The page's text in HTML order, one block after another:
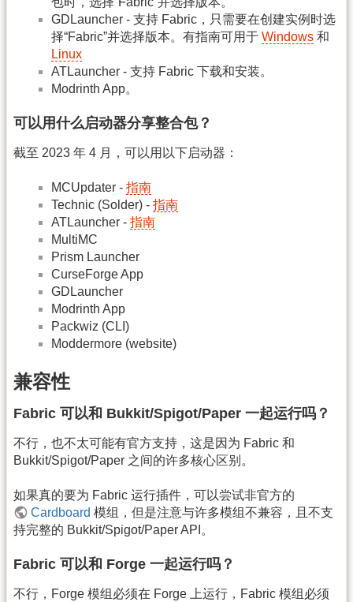
GDLauncher - 支持 Fabric，只需要在创建实例时选
择“Fabric”并选择版本。有指南可用于 Windows 和
Linux
ATLauncher - 支持 Fabric 下载和安装。
Modrinth App。
可以用什么启动器分享整合包？
截至 2023 年 4 月，可以用以下启动器：
MCUpdater - 指南
Technic (Solder) - 指南
ATLauncher - 指南
MultiMC
Prism Launcher
CurseForge App
GDLauncher
Modrinth App
Packwiz (CLI)
Moddermore (website)
兼容性
Fabric 可以和 Bukkit/Spigot/Paper 一起运行吗？
不行，也不太可能有官方支持，这是因为 Fabric 和
Bukkit/Spigot/Paper 之间的许多核心区别。
如果真的要为 Fabric 运行插件，可以尝试非官方的
Cardboard 模组，但是注意与许多模组不兼容，且不支
持完整的 Bukkit/Spigot/Paper API。
Fabric 可以和 Forge 一起运行吗？
不行，Forge 模组必须在 Forge 上运行，Fabric 模组必须